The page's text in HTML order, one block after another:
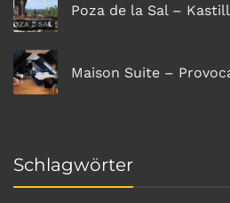
Poza de la Sal –
Maison Suite –
Schlagwörter